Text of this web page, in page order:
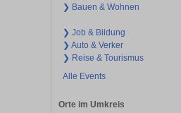
❯ Bauen & Wohnen
❯ Job & Bildung
❯ Auto & Verker
❯ Reise & Tourismus
Alle Events
Orte im Umkreis